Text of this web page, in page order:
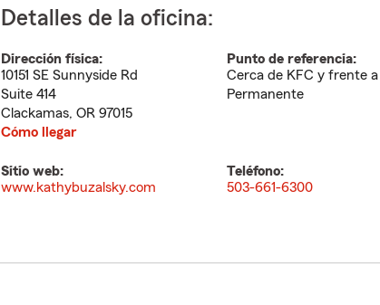
Detalles de la oficina:
Dirección física:
10151 SE Sunnyside Rd
Suite 414
Clackamas, OR 97015
Cómo llegar
Punto de referencia:
Cerca de KFC y frente a
Permanente
Sitio web:
www.kathybuzalsky.com
Teléfono:
503-661-6300